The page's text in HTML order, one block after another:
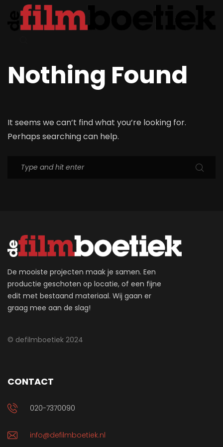
Nothing Found
It seems we can’t find what you’re looking for.
Perhaps searching can help.
De mooiste projecten maak je samen. Een
productie geschoten op locatie, of een fijne
edit met bestaand materiaal. Wij gaan er
graag mee aan de slag!
© defilmboetiek 2024
CONTACT
020-7370090
info@defilmboetiek.nl